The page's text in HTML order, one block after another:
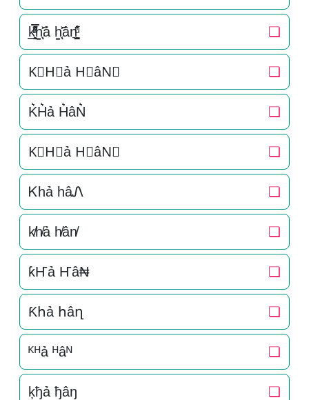
k̲̱̠̞̖ͧ̔͊̇̽̿̑ͯͅh͚̖̜̍̃͐ả h͚̖̜̍̃͐ân͉̠̙͉̗̺̋̋̔ͧ̊ ❏
K⃗H⃗ả H⃗âN⃗ ❏
K͛H͛ả H͛âN͛ ❏
K⃒H⃒ả H⃒âN⃒ ❏
Ꮶhả hâᏁ ❏
k̸h̸ả h̸ân̸ ❏
ƙҤả Ҥâ₦ ❏
Ƙհả հâղ ❏
ᴷᴴả ᴴâᴺ ❏
ķђả ђâŋ ❏